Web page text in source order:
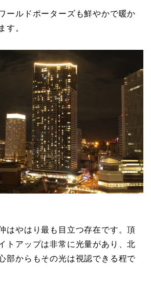
ールドポーターズも鮮やかで暖か
す。
はやはり最も目立つ存在です。頂
トアップは非常に光量があり、北
部からもその光は視認できる程で